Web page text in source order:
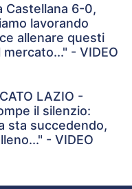
Castellana 6-0,
lavorando
allenare questi
- VIDEO
LAZIO -
il silenzio:
sta succedendo,
- VIDEO